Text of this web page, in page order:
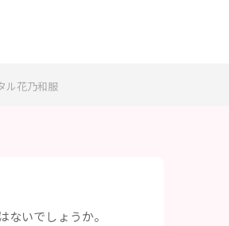
ル花乃和服
いでしょうか。